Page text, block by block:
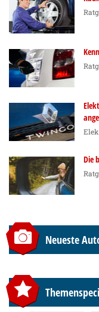
Die
Neueste